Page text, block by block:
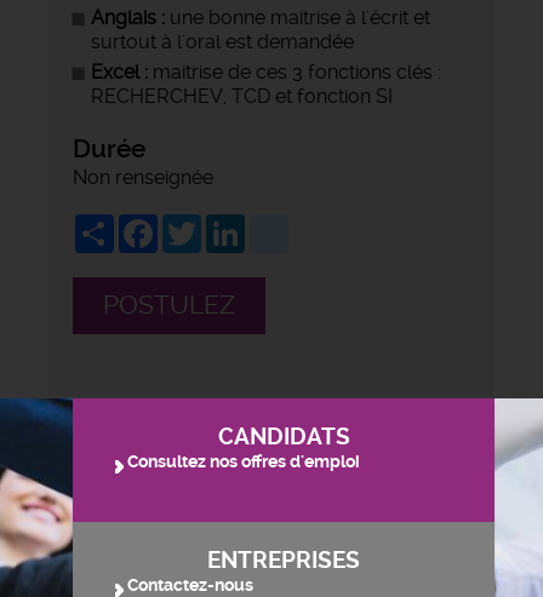
Anglais : une bonne maitrise à l'écrit et
surtout à l'oral est demandée
Excel : maitrise de ces 3 fonctions clés :
RECHERCHEV, TCD et fonction SI
Durée
Non renseignée
ShareFacebook
Twitter
POSTULEZ
CANDIDATS
Consultez nos offres d'emploi
ENTREPRISES
Contactez-nous